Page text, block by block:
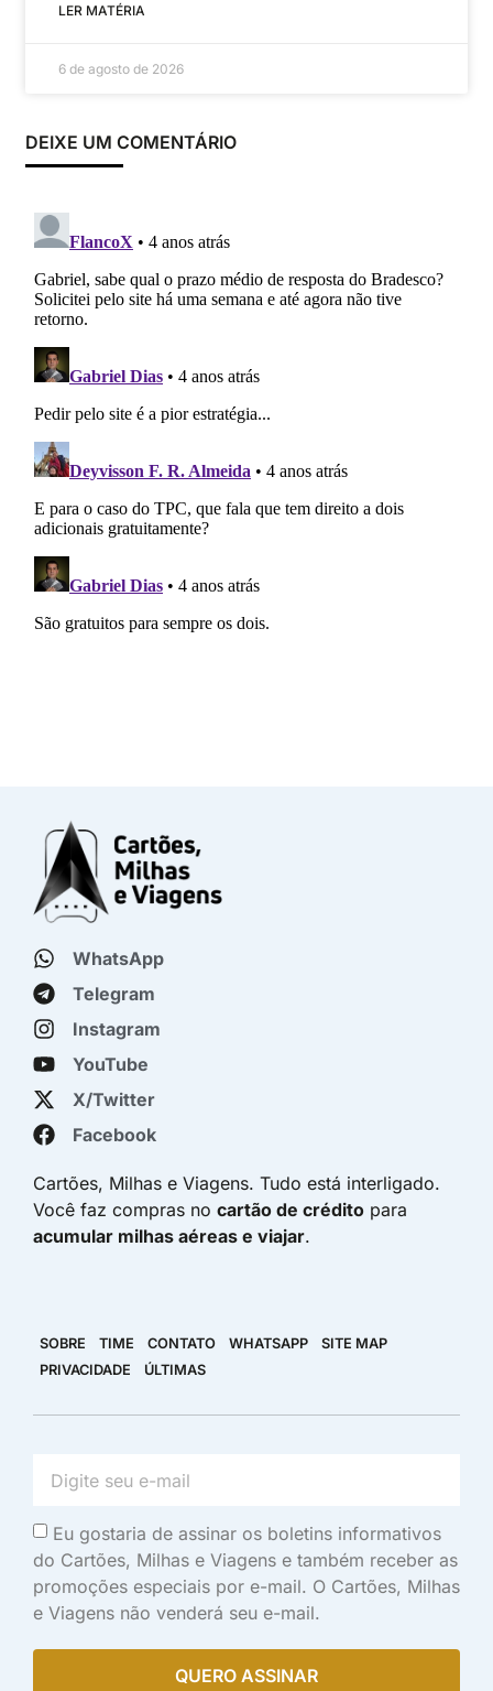
LER MATÉRIA
6 de agosto de 2026
DEIXE UM COMENTÁRIO
WhatsApp
Telegram
Instagram
YouTube
X/Twitter
Facebook
Cartões, Milhas e Viagens. Tudo está interligado.
Você faz compras no cartão de crédito para
acumular milhas aéreas e viajar.
SOBRE TIME CONTATO WHATSAPP
SITE MAP
PRIVACIDADE
ÚLTIMAS
Eu gostaria de assinar os boletins informativos
do Cartões, Milhas e Viagens e também receber as
promoções especiais por e-mail. O Cartões, Milhas
e Viagens não venderá seu e-mail.
QUERO ASSINAR